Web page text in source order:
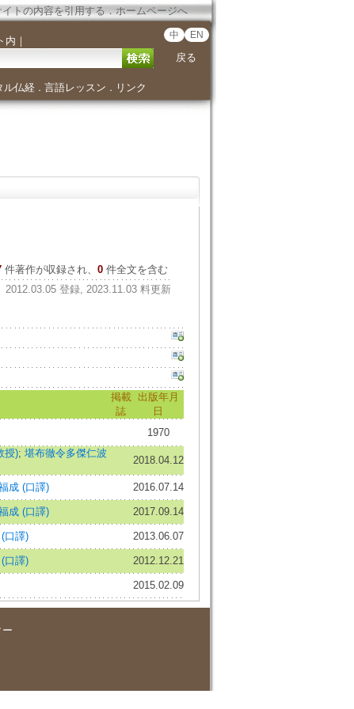
トの内容を引用する．ホームページへ
内 ｜ 中 EN
戻る
ル仏経． 言語レッスン ． リンク
件著作が収録され、 0件全文を含む
2012.03.05 登録, 2023.11.03 料更新
掲載
誌
出版年月
日
1970
授); 堪布徹令多傑仁波
2018.04.12
成 (口譯) 2016.07.14
成 (口譯) 2017.09.14
口譯) 2013.06.07
口譯) 2012.12.21
2015.02.09